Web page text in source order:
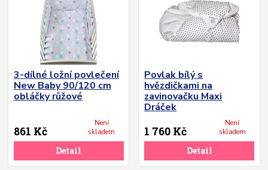
3-dílné ložní povlečení
New Baby 90/120 cm
obláčky růžové
861 Kč
Není
skladem
Detail
Povlak bílý s
hvězdičkami na
zavinovačku Maxi
Dráček
1 760 Kč
Není
skladem
Detail